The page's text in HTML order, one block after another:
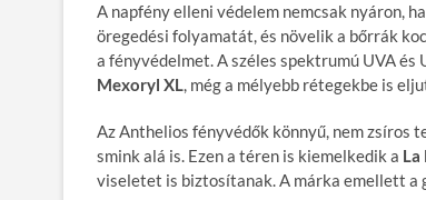
A napfény elleni védelem nemcsak nyáron,
öregedési folyamatát, és növelik a bőrrák
a fényvédelmet. A széles spektrumú UVA
Mexoryl XL, még a mélyebb rétegekbe is
Az Anthelios fényvédők könnyű, nem zsíros
smink alá is. Ezen a téren is kiemelkedik a La
viseletet is biztosítanak. A márka emellett a